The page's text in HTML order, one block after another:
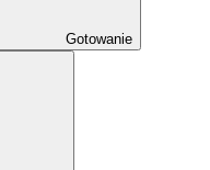
Gotowanie